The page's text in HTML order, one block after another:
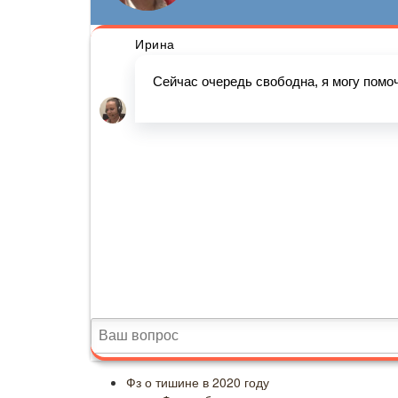
Фз о тишине в 2020 году